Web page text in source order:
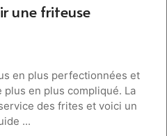
une friteuse
en plus perfectionnées et
en plus compliqué. La
des frites et voici un
...